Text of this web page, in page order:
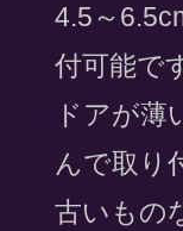
4.5～
付可能で
ドアが薄
んで取り
古いもの